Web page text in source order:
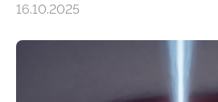
Größenordnung von Atomen gilt,
Quantenmotoren voranbringen.
16.10.2025